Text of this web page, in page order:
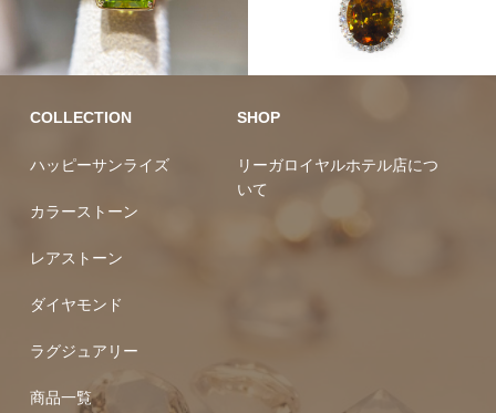
10万円均一 カラーストーン
COLLECTION
ハッピーサンライズ
カラーストーン
レアストーン
ダイヤモンド
ラグジュアリー
商品一覧
SHOP
リーガロイヤルホテル店につ
いて